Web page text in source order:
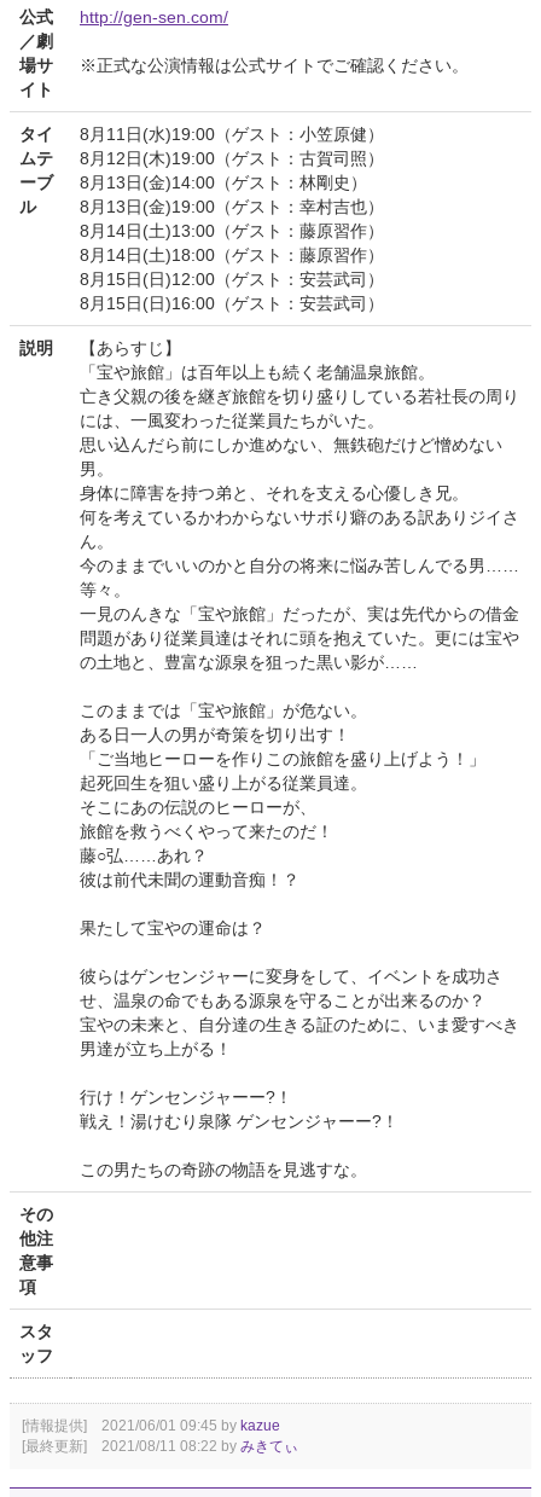
公式
／劇
場サ
イト
http://gen-sen.com/
※正式な公演情報は公式サイトでご確認ください。
タイ
ムテ
ーブ
ル
8月11日(水)19:00（ゲスト：小笠原健）
8月12日(木)19:00（ゲスト：古賀司照）
8月13日(金)14:00（ゲスト：林剛史）
8月13日(金)19:00（ゲスト：幸村吉也）
8月14日(土)13:00（ゲスト：藤原習作）
8月14日(土)18:00（ゲスト：藤原習作）
8月15日(日)12:00（ゲスト：安芸武司）
8月15日(日)16:00（ゲスト：安芸武司）
説明
【あらすじ】
「宝や旅館」は百年以上も続く老舗温泉旅館。
亡き父親の後を継ぎ旅館を切り盛りしている若社長の周り
には、一風変わった従業員たちがいた。
思い込んだら前にしか進めない、無鉄砲だけど憎めない
男。
身体に障害を持つ弟と、それを支える心優しき兄。
何を考えているかわからないサボり癖のある訳ありジイさ
ん。
今のままでいいのかと自分の将来に悩み苦しんでる男……
等々。
一見のんきな「宝や旅館」だったが、実は先代からの借金
問題があり従業員達はそれに頭を抱えていた。更には宝や
の土地と、豊富な源泉を狙った黒い影が……
このままでは「宝や旅館」が危ない。
ある日一人の男が奇策を切り出す！
「ご当地ヒーローを作りこの旅館を盛り上げよう！」
起死回生を狙い盛り上がる従業員達。
そこにあの伝説のヒーローが、
旅館を救うべくやって来たのだ！
藤○弘……あれ？
彼は前代未聞の運動音痴！？
果たして宝やの運命は？
彼らはゲンセンジャーに変身をして、イベントを成功さ
せ、温泉の命でもある源泉を守ることが出来るのか？
宝やの未来と、自分達の生きる証のために、いま愛すべき
男達が立ち上がる！
行け！ゲンセンジャーー?！
戦え！湯けむり泉隊 ゲンセンジャーー?！
この男たちの奇跡の物語を見逃すな。
その
他注
意事
項
スタ
ッフ
[情報提供] 2021/06/01 09:45 by kazue
[最終更新] 2021/08/11 08:22 by みきてぃ